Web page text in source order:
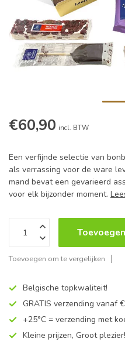
€60,90 incl. BTW
Een verfijnde selectie van
als verrassing voor de ware
mand bevat een gevarieerd
voor elk bijzonder moment.
Toevoegen om te vergelijken
Belgische topkwaliteit!
GRATIS verzending vanaf
+25°C = verzending met
Kleine prijzen, Groot plezier!